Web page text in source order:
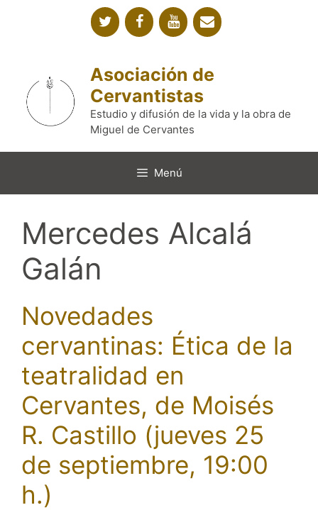
Asociación de
Cervantistas
Estudio y difusión de la vida y la obra de
Miguel de Cervantes
Menú
Mercedes Alcalá
Galán
Novedades
cervantinas: Ética de la
teatralidad en
Cervantes, de Moisés
R. Castillo (jueves 25
de septiembre, 19:00
h.)